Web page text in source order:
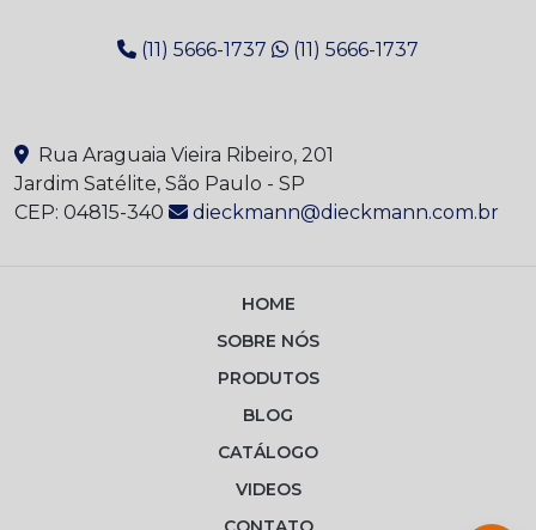
(11) 5666-1737 (11) 5666-1737
Rua Araguaia Vieira Ribeiro, 201
Jardim Satélite, São Paulo - SP
CEP: 04815-340
dieckmann@dieckmann.com.br
HOME
SOBRE NÓS
PRODUTOS
BLOG
CATÁLOGO
VIDEOS